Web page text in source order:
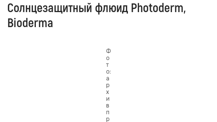
Солнцезащитный флюид Photoderm,
Bioderma
Ф
о
т
о:
а
р
х
и
в
п
р